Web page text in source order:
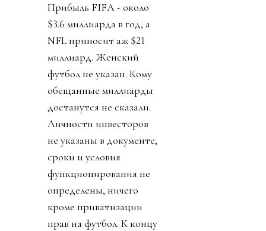
Прибыль FIFA - около
$3.6 миллиарда в год, а
NFL приносит аж $21
миллиард. Женский
футбол не указан. Кому
обещанные миллиарды
достанутся не сказали.
Личности инвесторов
не указаны в документе,
сроки и условия
функционирования не
определены, ничего
кроме приватизации
прав на футбол. К концу